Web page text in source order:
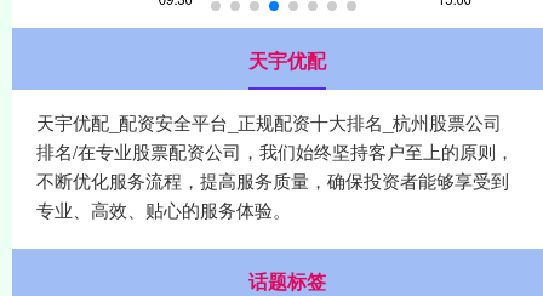
天宇优配
天宇优配_配资安全平台_正规配资十大排名_杭州股票公司
排名/在专业股票配资公司，我们始终坚持客户至上的原则，
不断优化服务流程，提高服务质量，确保投资者能够享受到
专业、高效、贴心的服务体验。
话题标签